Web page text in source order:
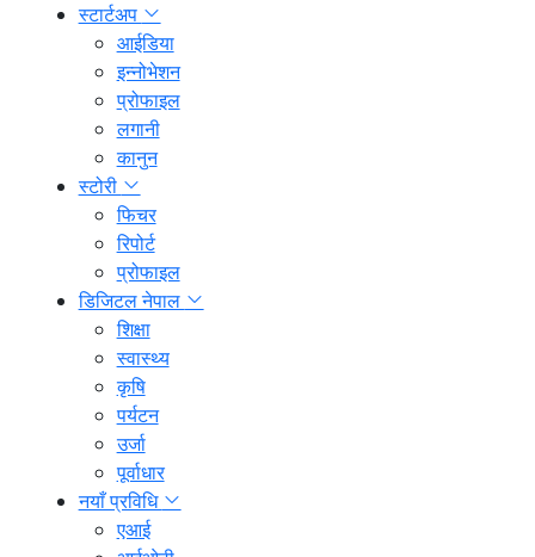
स्टार्टअप
आईडिया
इन्नोभेशन
प्रोफाइल
लगानी
कानुन
स्टोरी
फिचर
रिपोर्ट
प्रोफाइल
डिजिटल नेपाल
शिक्षा
स्वास्थ्य
कृषि
पर्यटन
उर्जा
पूर्वाधार
नयाँ प्रविधि
एआई